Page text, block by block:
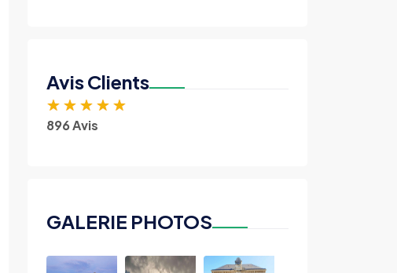
Avis Clients
★ ★ ★ ★ ★
896 Avis
GALERIE PHOTOS